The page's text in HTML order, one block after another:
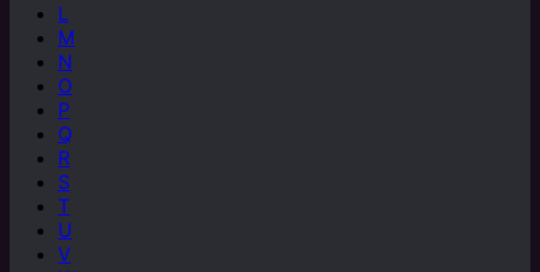
L
M
N
O
P
Q
R
S
T
U
V